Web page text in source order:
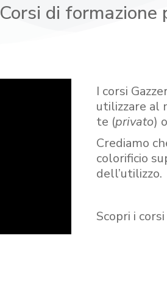
Corsi di formazione
I corsi
utilizzare al
te (privato)
Crediamo
colorificio
dell’utilizzo.
Scopri i